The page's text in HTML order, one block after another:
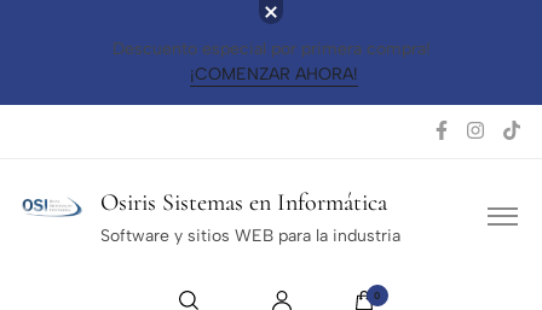
Descuento especial por primera compra!
¡COMENZAR AHORA!
Osiris Sistemas en Informática
Software y sitios WEB para la industria
0